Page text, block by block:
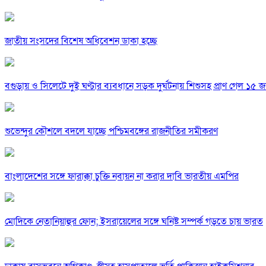
জাতীয় সংসদের বিশেষ অধিবেশন ডাকা হচ্ছে
বগুড়ায় ও সিলেটে দুই ঘণ্টার ব্যবধানে সড়ক দুর্ঘটনায় শিশুসহ প্রাণ গেল ১৫
শুভেন্দুর কৌশলে বদলে যাচ্ছে পশ্চিমবঙ্গের রাজনীতির সমীকরণ
বাংলাদেশের সঙ্গে ফারাক্কা চুক্তি নবায়ন না করার দাবি ভারতীয় এমপির
মোদিকে নেতানিয়াহুর ফোন; ইসরায়েলের সঙ্গে ঘনিষ্ট সম্পর্ক গড়তে চায় ভারত